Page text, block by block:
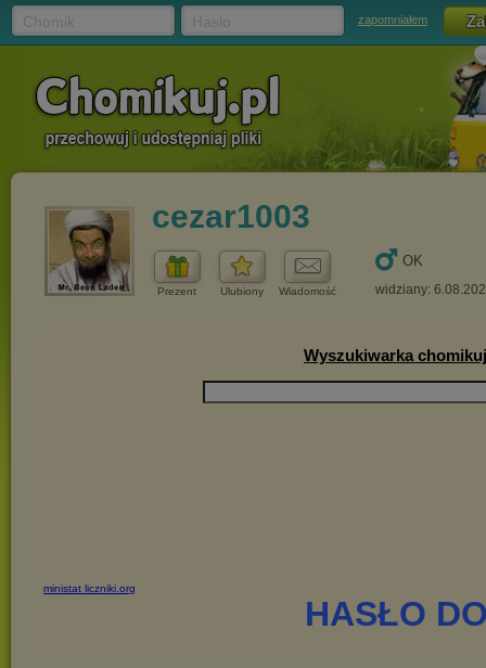
zapomniałem
cezar1003
Prezent Ulubiony Wiadomość
OK
widziany: